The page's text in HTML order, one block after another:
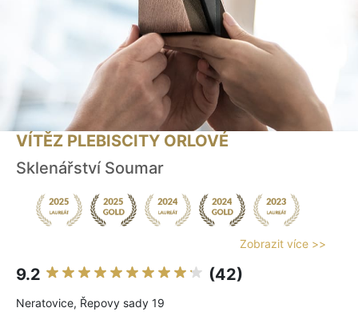
VÍTĚZ PLEBISCITY ORLOVÉ
Sklenářství Soumar
Zobrazit více >>
9.2 (42)
Neratovice, Řepovy sady 19